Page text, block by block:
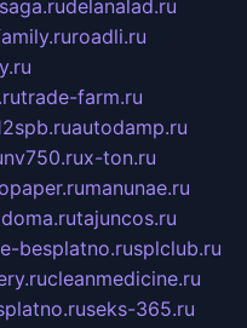
delanalad.ru
roadli.ru
trade-farm.ru
autodamp.ru
nv750.rux-ton.ru
manunae.ru
tajuncos.ru
besplatno.rusplclub.ru
cleanmedicine.ru
seks-365.ru